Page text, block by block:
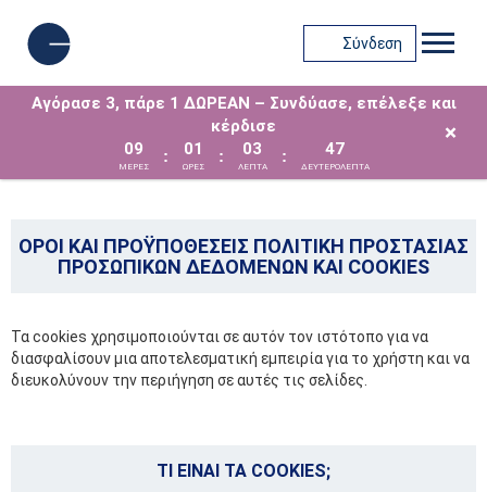
Σύνδεση
Αγόρασε 3, πάρε 1 ΔΩΡΕΑΝ – Συνδύασε, επέλεξε και
κέρδισε
09
ΜΈΡΕΣ
: 01
ΩΡΕΣ
: 03
ΛΕΠΤΑ
: 47
ΔΕΥΤΕΡΟΛΕΠΤΑ
×
ΟΡΟΙ ΚΑΙ ΠΡΟΫΠΟΘΕΣΕΙΣ ΠΟΛΙΤΙΚΗ ΠΡΟΣΤΑΣΙΑΣ
ΠΡΟΣΩΠΙΚΩΝ ΔΕΔΟΜΕΝΩΝ ΚΑΙ COOKIES
Τα cookies χρησιμοποιούνται σε αυτόν τον ιστότοπο για να
διασφαλίσουν μια αποτελεσματική εμπειρία για το χρήστη και να
διευκολύνουν την περιήγηση σε αυτές τις σελίδες.
ΤΙ ΕΙΝΑΙ ΤΑ COOKIES;